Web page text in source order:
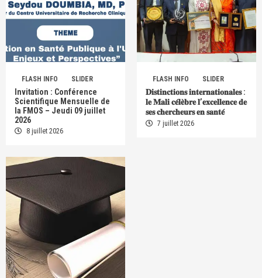
FLASH INFO SLIDER
Invitation : Conférence
Scientifique Mensuelle de
la FMOS – Jeudi 09 juillet
2026
8 juillet 2026
FLASH INFO SLIDER
𝐃𝐢𝐬𝐭𝐢𝐧𝐜𝐭𝐢𝐨𝐧𝐬 𝐢𝐧𝐭𝐞𝐫𝐧𝐚𝐭𝐢𝐨𝐧𝐚𝐥𝐞𝐬 :
𝐥𝐞 𝐌𝐚𝐥𝐢 𝐜𝐞́𝐥𝐞̀𝐛𝐫𝐞 𝐥’𝐞𝐱𝐜𝐞𝐥𝐥𝐞𝐧𝐜𝐞 𝐝𝐞
𝐬𝐞𝐬 𝐜𝐡𝐞𝐫𝐜𝐡𝐞𝐮𝐫𝐬 𝐞𝐧 𝐬𝐚𝐧𝐭𝐞́
7 juillet 2026